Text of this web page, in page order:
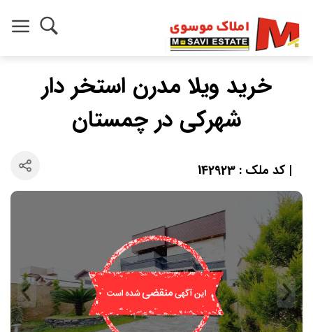
خرید ویلا مدرن استخر دار
شهرکی در چمستان
| کد ملک : 142923